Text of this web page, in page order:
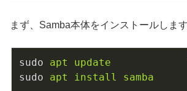
まず、Samba本体をインストールします
sudo
apt update
sudo
apt install samba